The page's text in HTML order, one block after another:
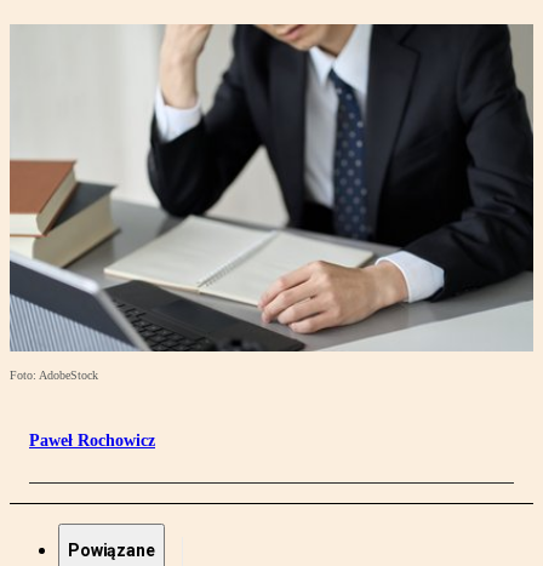
Foto: AdobeStock
Paweł Rochowicz
Powiązane